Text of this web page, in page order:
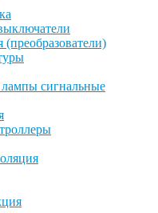
сигнальные